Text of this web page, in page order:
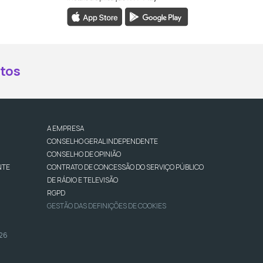
da RTP Antena 2
da RTP Antena 2
YouTube da RTP Antena 2
ao X da RTP Antena 2
A EMPRESA
CONSELHO GERAL INDEPENDENTE
CONSELHO DE OPINIÃO
CONTRATO DE CONCESSÃO DO SERVIÇO PÚBLICO
DE RÁDIO E TELEVISÃO
RGPD
GESTÃO DAS DEFINIÇÕES DE COOKIES